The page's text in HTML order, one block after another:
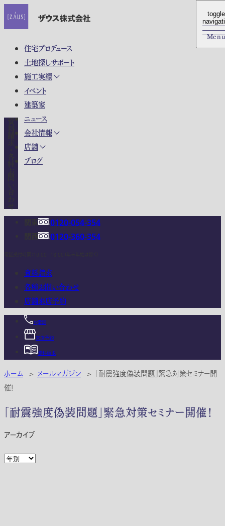
住宅プロデュース
土地探しサポート
施工実績
イベント
建築家
ニュース
会社情報
店舗
ブログ
toggle
Menu
toggle
Menu
0120-054-354
0120-360-354
資料請求
各種お問い合わせ
店舗来店予約
お電話
来店予約
資料請求
ホーム > メールマガジン >
「耐震強度偽装問題」緊急対策セミナー開
催！
「耐震強度偽装問題」緊急対策セミナー開催！
アーカイブ